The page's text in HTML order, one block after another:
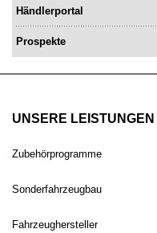
Händlerportal
Prospekte
UNSERE LEISTUNGEN
Zubehörprogramme
Sonderfahrzeugbau
Fahrzeughersteller